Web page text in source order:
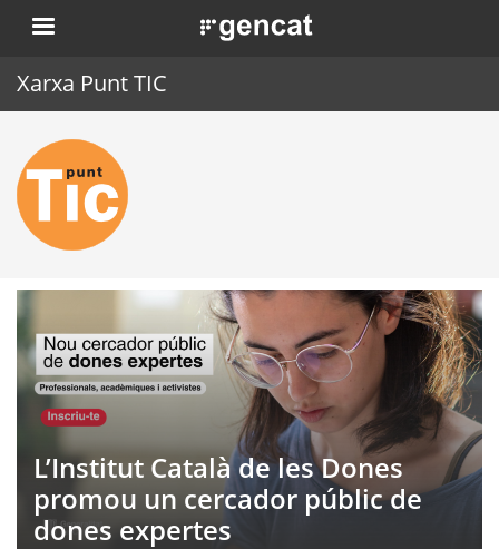
Vés
al
. Obre en una nova finestra.
Xarxa Punt TIC
Inici
Punt TIC
Actualitat
Formació
Eines
L’Institut Català de les Dones
promou un cercador públic de
dones expertes